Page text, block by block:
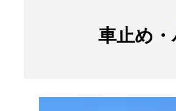
車止め